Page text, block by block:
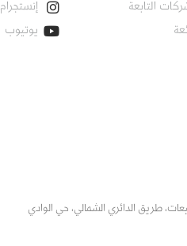
التابعة
إنستجرام
يوتيوب
طريق الدائري الشمالي، حي الوادي